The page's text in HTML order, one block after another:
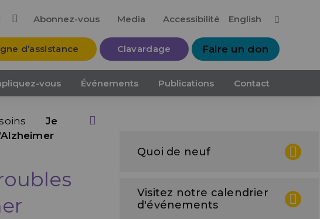
Abonnez-vous Media Accessibilité English
d’assistance Clavardage Faire un don
vous Événements Publications Contact
Je
Quoi de neuf
Visitez notre calendrier
d'événements